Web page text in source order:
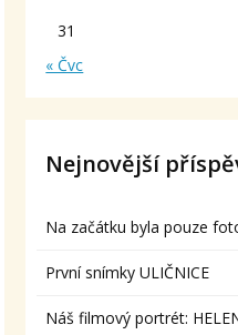
31
« Čvc
Nejnovější
Na začátku byla pouze
První snímky ULIČNICE
Náš filmový portrét: